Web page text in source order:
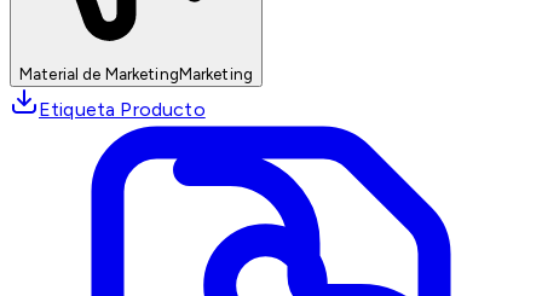
Material de MarketingMarketing
Etiqueta Producto